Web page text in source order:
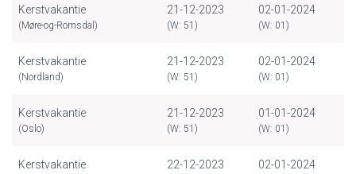
Kerstvakantie
(Møre-og-Romsdal)
21-12-2023
(W: 51)
02-01-2024
(W: 01)
Kerstvakantie
(Nordland)
21-12-2023
(W: 51)
02-01-2024
(W: 01)
Kerstvakantie
(Oslo)
21-12-2023
(W: 51)
01-01-2024
(W: 01)
Kerstvakantie 22-12-2023 02-01-2024